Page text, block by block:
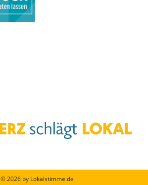
© 2026 by Lokalstimme.de